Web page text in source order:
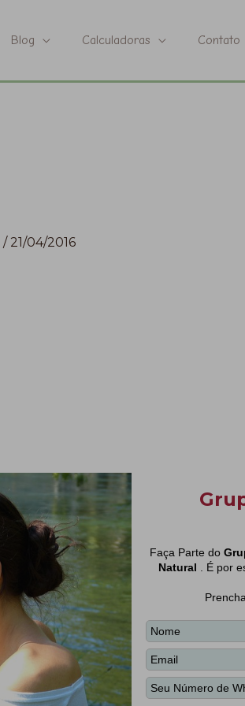
Blog Calculadoras Contato
/ 21/04/2016